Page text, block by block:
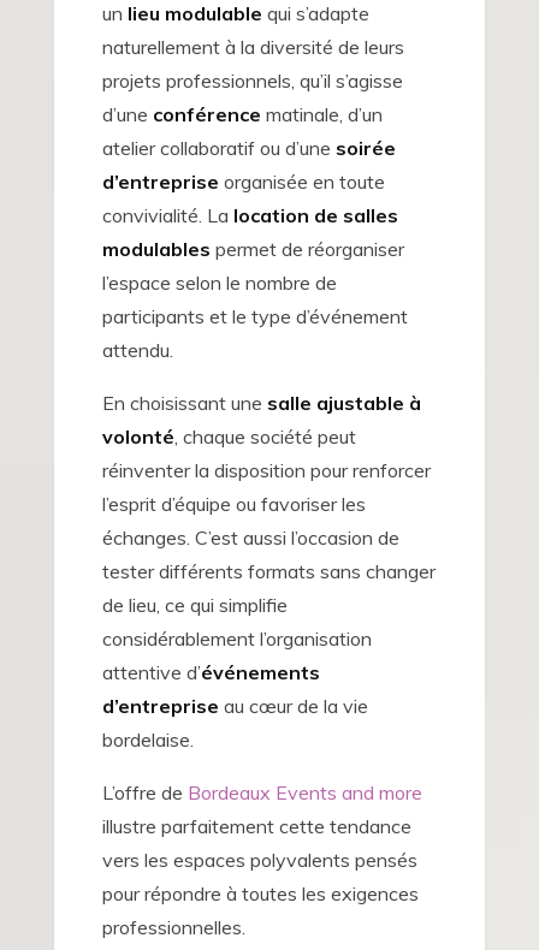
un lieu modulable qui s’adapte
naturellement à la diversité de leurs
projets professionnels, qu’il s’agisse
d’une conférence matinale, d’un
atelier collaboratif ou d’une soirée
d’entreprise organisée en toute
convivialité. La location de salles
modulables permet de réorganiser
l’espace selon le nombre de
participants et le type d’événement
attendu.
En choisissant une salle ajustable à
volonté, chaque société peut
réinventer la disposition pour renforcer
l’esprit d’équipe ou favoriser les
échanges. C’est aussi l’occasion de
tester différents formats sans changer
de lieu, ce qui simplifie
considérablement l’organisation
attentive d’événements
d’entreprise au cœur de la vie
bordelaise.
L’offre de Bordeaux Events and more
illustre parfaitement cette tendance
vers les espaces polyvalents pensés
pour répondre à toutes les exigences
professionnelles.